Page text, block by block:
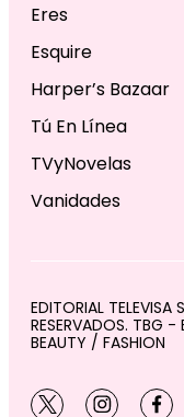
Eres
Esquire
Harper’s Bazaar
Tú En Línea
TVyNovelas
Vanidades
EDITORIAL TELEVISA
RESERVADOS. TBG -
BEAUTY / FASHION